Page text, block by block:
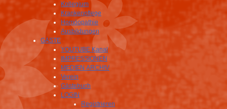
Kollegium
Krankenpflege
Homöopathie
Ausbildungen
GÄSTE
YOUTUBE Kanal
IMPRESSIONEN
MEDIEN ARCHIV
Verein
Gästebuch
LOGIN
Registrieren